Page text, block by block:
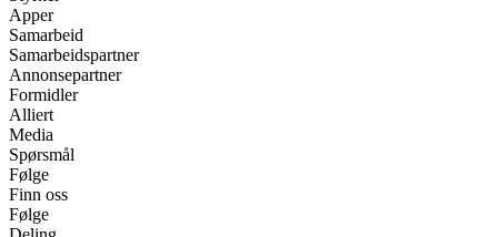
Apper
Samarbeid
Samarbeidspartner
Annonsepartner
Formidler
Alliert
Media
Spørsmål
Følge
Finn oss
Følge